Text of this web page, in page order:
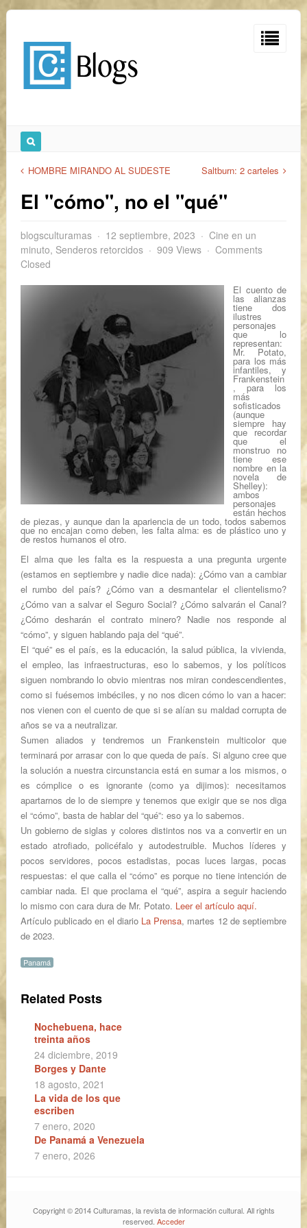
HOMBRE MIRANDO AL SUDESTE Saltburn: 2 carteles
El "cómo", no el "qué"
blogsculturamas 12 septiembre, 2023
Cine en un
minuto, Senderos retorcidos 909 Views
Comments
Closed
El cuento de
las alianzas
tiene dos
ilustres
personajes
que lo
representan:
Mr. Potato,
para los más
infantiles, y
Frankenstein
, para los
más
sofisticados
(aunque
siempre hay
que recordar
que el
monstruo no
tiene ese
nombre en la
novela de
Shelley):
ambos
personajes
están hechos
de piezas, y aunque dan la apariencia de un todo, todos sabemos
que no encajan como deben, les falta alma: es de plástico uno y
de restos humanos el otro.
El alma que les falta es la respuesta a una pregunta urgente
(estamos en septiembre y nadie dice nada): ¿Cómo van a cambiar
el rumbo del país? ¿Cómo van a desmantelar el clientelismo?
¿Cómo van a salvar el Seguro Social? ¿Cómo salvarán el Canal?
¿Cómo desharán el contrato minero? Nadie nos responde al
“cómo”, y siguen hablando paja del “qué”.
El “qué” es el país, es la educación, la salud pública, la vivienda,
el empleo, las infraestructuras, eso lo sabemos, y los políticos
siguen nombrando lo obvio mientras nos miran condescendientes,
como si fuésemos imbéciles, y no nos dicen cómo lo van a hacer:
nos vienen con el cuento de que si se alían su maldad corrupta de
años se va a neutralizar.
Sumen aliados y tendremos un Frankenstein multicolor que
terminará por arrasar con lo que queda de país. Si alguno cree que
la solución a nuestra circunstancia está en sumar a los mismos, o
es cómplice o es ignorante (como ya dijimos): necesitamos
apartarnos de lo de siempre y tenemos que exigir que se nos diga
el “cómo”, basta de hablar del “qué”: eso ya lo sabemos.
Un gobierno de siglas y colores distintos nos va a convertir en un
estado atrofiado, policéfalo y autodestruible. Muchos líderes y
pocos servidores, pocos estadistas, pocas luces largas, pocas
respuestas: el que calla el “cómo” es porque no tiene intención de
cambiar nada. El que proclama el “qué”, aspira a seguir haciendo
lo mismo con cara dura de Mr. Potato. Leer el artículo aquí.
Artículo publicado en el diario La Prensa, martes 12 de septiembre
de 2023.
Panamá
Related Posts
Nochebuena, hace
treinta años
24 diciembre, 2019
Borges y Dante
18 agosto, 2021
La vida de los que
escriben
7 enero, 2020
De Panamá a Venezuela
7 enero, 2026
Copyright © 2014 Culturamas, la revista de información cultural. All rights
reserved. Acceder